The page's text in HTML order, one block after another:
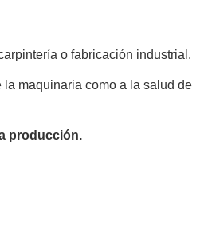
o fabricación industrial.
maquinaria como a la salud de
producción.